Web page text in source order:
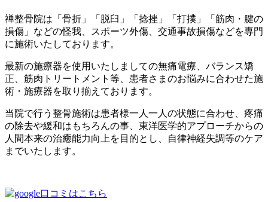
禅整骨院は「骨折」「脱臼」「捻挫」「打撲」「筋肉・腱の
損傷」などの怪我、スポーツ外傷、交通事故損傷などを専門
に施術いたしております。
最新の施療器を使用いたしましての無痛電療、バランス矯
正、筋肉トリートメント等、患者さまのお悩みに合わせた施
術・施療器を取り揃えております。
当院で行う整骨施術は患者様一人一人の状態に合わせ、疼痛
の除去や緩和はもちろんの事、東洋医学的アプローチからの
人間本来の治癒能力向上を目的とし、自律神経失調等のケア
までいたします。